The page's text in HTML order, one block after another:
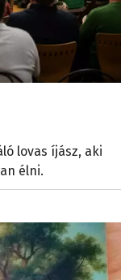
lovas íjász, aki
élni.